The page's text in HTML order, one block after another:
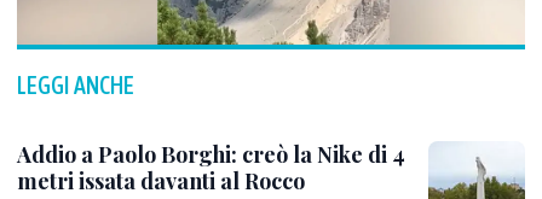
LEGGI ANCHE
Addio a Paolo Borghi: creò la Nike di 4
metri issata davanti al Rocco